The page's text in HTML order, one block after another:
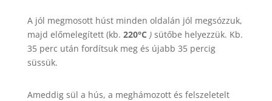
A jól megmosott húst minden oldalán jól megsózzuk,
majd előmelegített (kb. 220°C ) sütőbe helyezzük. Kb.
35 perc után fordítsuk meg és újabb 35 percig
süssük.
Ameddig sül a hús, a meghámozott és felszeletelt